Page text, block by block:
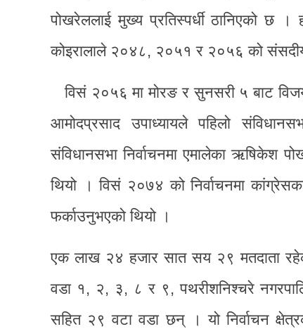
पोखरेललाई मुख्य प्रतिस्पर्धी ठानिएको छ ।
कोइरालाले २०४८, २०५१ र २०५६ को संसदीय
विसं २०५६ मा मोरङ र सुनसरी ५ बाट
आमोदप्रसाद उपाध्यायले पहिलो
संविधानसभा निर्वाचनमा एमालेका ऋषिकेश
थियो । विसं २०७४ को निर्वाचनमा
फर्काउनुभएको थियो ।
एक लाख २४ हजार सात सय २९ मतदाता
वडा १, २, ३, ८ र ९, पथरीशनिश्चरे
सहित २९ वटा वडा छन् । यो निर्वाचन